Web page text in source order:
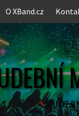
O XBand.cz